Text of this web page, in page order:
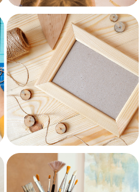
עבודות יצירה לילדים
מוצרי עץ